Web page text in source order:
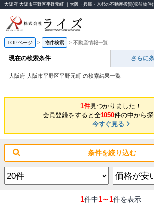
大阪府 大阪市平野区平野元町 ｜大阪・兵庫・京都の不動産投資(収益物件)
TOPページ 物件検索 不動産情報一覧
現在の検索条件 さらに
大阪府 大阪市平野区平野元町 の検索結果一覧
1件見つかりました！
会員登録をすると全1050件の中から探
今すぐ見る
条件を絞り込む
1件中1～1件を表示